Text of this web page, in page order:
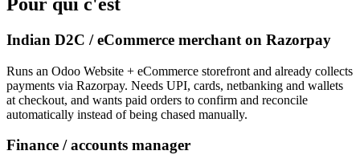
Indian D2C / eCommerce merchant on Razorpay
Runs an Odoo Website + eCommerce storefront and already collects
payments via Razorpay. Needs UPI, cards, netbanking and wallets
at checkout, and wants paid orders to confirm and reconcile
automatically instead of being chased manually.
Finance / accounts manager